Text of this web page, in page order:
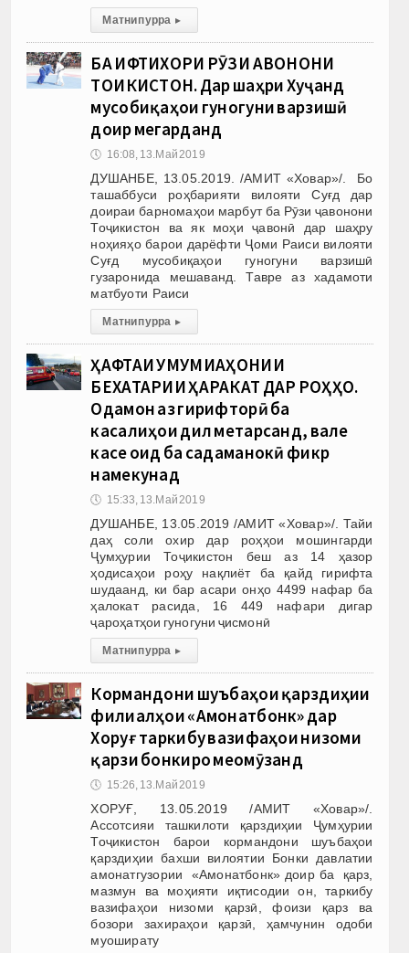
Матни пурра ▸
БА ИФТИХОРИ РӮЗИ ҶАВОНОНИ
ТОҶИКИСТОН. Дар шаҳри Хуҷанд
мусобиқаҳои гуногуни варзишӣ
доир мегарданд
🕔 16:08, 13.Май 2019
ДУШАНБЕ, 13.05.2019. /АМИТ «Ховар»/. Бо
ташаббуси роҳбарияти вилояти Суғд дар
доираи барномаҳои марбут ба Рӯзи ҷавонони
Тоҷикистон ва як моҳи ҷавонӣ дар шаҳру
ноҳияҳо барои дарёфти Ҷоми Раиси вилояти
Суғд мусобиқаҳои гуногуни варзишӣ
гузаронида мешаванд. Тавре аз хадамоти
матбуоти Раиси
Матни пурра ▸
ҲАФТАИ УМУМИҶАҲОНИИ
БЕХАТАРИИ ҲАРАКАТ ДАР РОҲҲО.
Одамон аз гирифторӣ ба
касалиҳои дил метарсанд, вале
касе оид ба садаманокӣ фикр
намекунад
🕔 15:33, 13.Май 2019
ДУШАНБЕ, 13.05.2019 /АМИТ «Ховар»/. Тайи
даҳ соли охир дар роҳҳои мошингарди
Ҷумҳурии Тоҷикистон беш аз 14 ҳазор
ҳодисаҳои роҳу нақлиёт ба қайд гирифта
шудаанд, ки бар асари онҳо 4499 нафар ба
ҳалокат расида, 16 449 нафари дигар
ҷароҳатҳои гуногуни ҷисмонӣ
Матни пурра ▸
Кормандони шуъбаҳои қарздиҳии
филиалҳои «Амонатбонк» дар
Хоруғ таркибу вазифаҳои низоми
қарзи бонкиро меомӯзанд
🕔 15:26, 13.Май 2019
ХОРУҒ, 13.05.2019 /АМИТ «Ховар»/.
Ассотсияи ташкилоти қарздиҳии Ҷумҳурии
Тоҷикистон барои кормандони шуъбаҳои
қарздиҳии бахши вилоятии Бонки давлатии
амонатгузории «Амонатбонк» доир ба қарз,
мазмун ва моҳияти иқтисодии он, таркибу
вазифаҳои низоми қарзӣ, фоизи қарз ва
бозори захираҳои қарзӣ, ҳамчунин одоби
муоширату